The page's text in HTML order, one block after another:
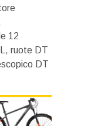
12
ruote DT
DT